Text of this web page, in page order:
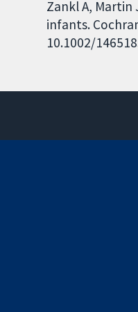
Zankl A,
infants.
10.1002/
The Cochrane